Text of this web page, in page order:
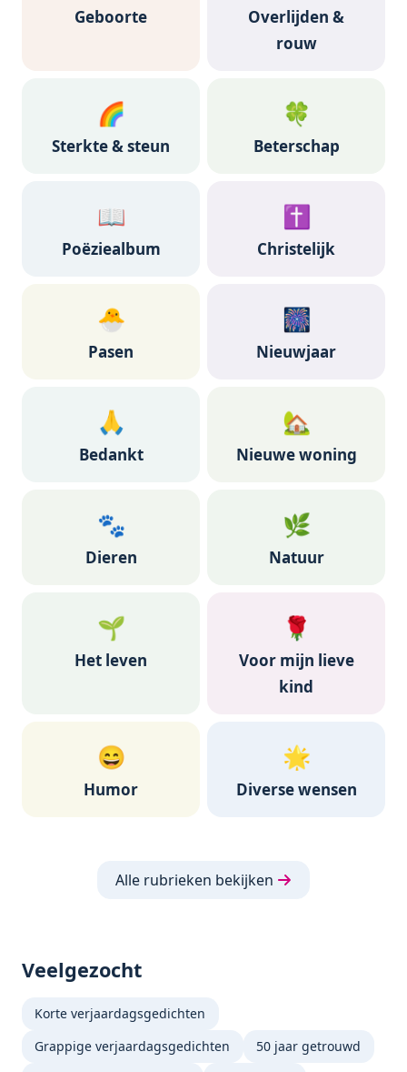
Geboorte
Overlijden &
rouw
🌈
Sterkte & steun
🍀
Beterschap
📖
Poëziealbum
✝️
Christelijk
🐣
Pasen
🎆
Nieuwjaar
🙏
Bedankt
🏡
Nieuwe woning
🐾
Dieren
🌿
Natuur
🌱
Het leven
🌹
Voor mijn lieve
kind
😄
Humor
🌟
Diverse wensen
Alle rubrieken bekijken
Veelgezocht
Korte verjaardagsgedichten
Grappige verjaardagsgedichten
50 jaar getrouwd